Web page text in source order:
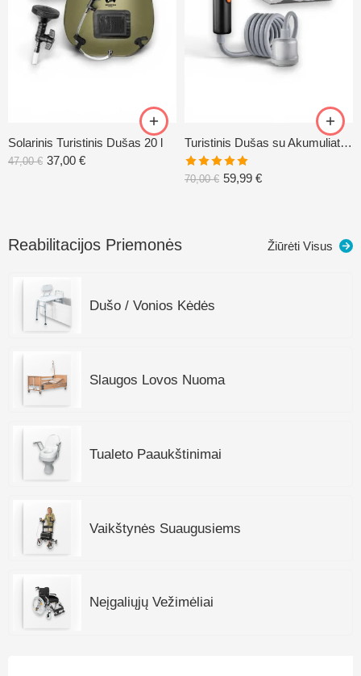
Solarinis Turistinis Dušas 20 l
47,00€ 37,00 €
Turistinis Dušas su Akumuliatorine Pompa
Įvertinimas:
70,00€ 59,99 €
Reabilitacijos Priemonės Žiūrėti Visus
Dušo / Vonios Kėdės
Slaugos Lovos Nuoma
Tualeto Paaukštinimai
Vaikštynės Suaugusiems
Neįgaliųjų Vežimėliai